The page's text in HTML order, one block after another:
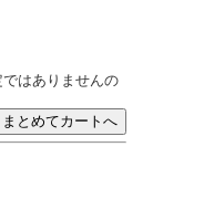
はありませんの